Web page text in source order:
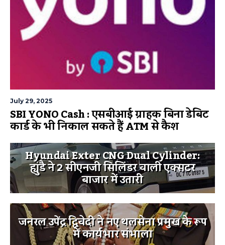
July 29, 2025
SBI YONO Cash : एसबीआई ग्राहक बिना डेबिट
कार्ड के भी निकाल सकते हैं ATM से कैश
Hyundai Exter CNG Dual Cylinder:
ह्युंडै ने 2 सीएनजी सिलिंडर वाली एक्सटर
बाजार में उतारी
जनरल उपेंद्र द्विवेदी ने नए थलसेना प्रमुख के रूप
में कार्यभार संभाला